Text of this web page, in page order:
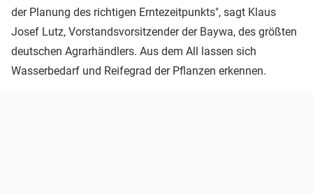
der Planung des richtigen Erntezeitpunkts", sagt Klaus
Josef Lutz, Vorstandsvorsitzender der Baywa, des größten
deutschen Agrarhändlers. Aus dem All lassen sich
Wasserbedarf und Reifegrad der Pflanzen erkennen.